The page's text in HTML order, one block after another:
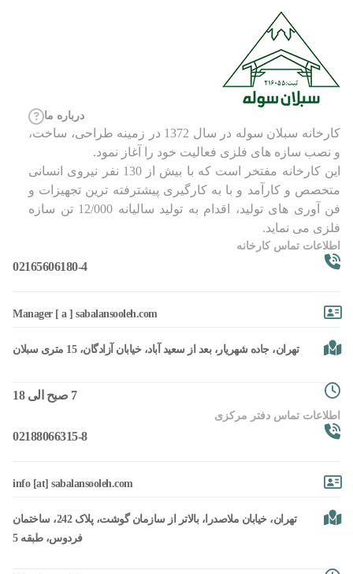
درباره ما
کارخانه سبلان سوله در سال 1372 در زمینه طراحی، ساخت،
و نصب سازه های فلزی فعالیت خود را آغاز نمود.
این کارخانه مفتخر است که با بیش از 130 نفر نیروی انسانی
متخصص و کارآمد و با به کارگیری پیشترفته ترین تجهیزات و
فن آوری های تولید، اقدام به تولید سالیانه 12/000 تن سازه
فلزی می نماید.
اطلاعات تماس کارخانه
02165606180-4
Manager [ a ] sabalansooleh.com
تهران، جاده شهریار، بعد از سعید آباد، خیابان آزادگان، 15 متری سبلان
7 صبح الی 18
اطلاعات تماس دفتر مرکزی
02188066315-8
info [at] sabalansooleh.com
تهران، خیابان ملاصدرا، بالاتر از سازمان گوشت، پلاک 242، ساختمان
فردوس، طبقه 5